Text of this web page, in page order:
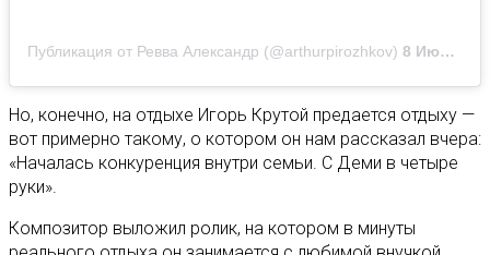
Публикация от Ревва Александр (@arthurpirozhkov) 8 Июл 2019 в 8:26 PDT
Но, конечно, на отдыхе Игорь Крутой предается отдыху —
вот примерно такому, о котором он нам рассказал вчера:
«Началась конкуренция внутри семьи. С Деми в четыре
руки».
Композитор выложил ролик, на котором в минуты